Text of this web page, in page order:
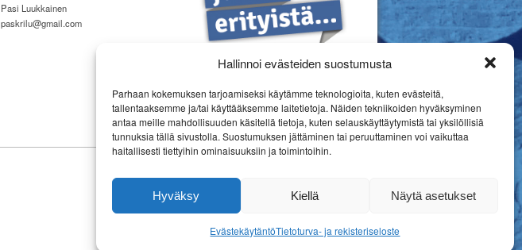
Hallinnoi evästeiden suostumusta
Parhaan kokemuksen tarjoamiseksi käytämme teknologioita, kuten evästeitä,
tallentaaksemme ja/tai käyttääksemme laitetietoja. Näiden tekniikoiden hyväksyminen
antaa meille mahdollisuuden käsitellä tietoja, kuten selauskäyttäytymistä tai yksilöllisiä
tunnuksia tällä sivustolla. Suostumuksen jättäminen tai peruuttaminen voi vaikuttaa
haitallisesti tiettyihin ominaisuuksiin ja toimintoihin.
Hyväksy Kiellä Näytä asetukset
EvästekäytäntöTietoturva- ja rekisteriseloste
Pasi Luukkainen
paskrilu@gmail.com